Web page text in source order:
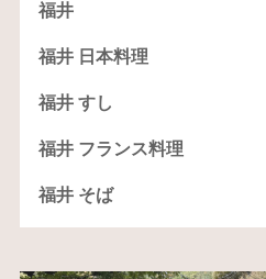
福井
福井 日本料理
福井 すし
福井 フランス料理
福井 そば